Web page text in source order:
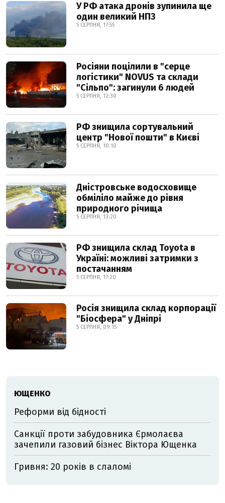
У РФ атака дронів зупинила ще
один великий НПЗ
5 СЕРПНЯ, 17:55
Росіяни поцілили в "серце
логістики" NOVUS та склади
"Сільпо": загинули 6 людей
5 СЕРПНЯ, 12:30
РФ знищила сортувальний
центр "Нової пошти" в Києві
5 СЕРПНЯ, 10:10
Дністровське водосховище
обміліло майже до рівня
природного річища
5 СЕРПНЯ, 13:20
РФ знищила склад Toyota в
Україні: можливі затримки з
постачанням
5 СЕРПНЯ, 17:20
Росія знищила склад корпорації
"Біосфера" у Дніпрі
5 СЕРПНЯ, 09:15
ЮЩЕНКО
Реформи від бідності
Санкції проти забудовника Єрмолаєва
зачепили газовий бізнес Віктора Ющенка
Гривня: 20 років в слаломі